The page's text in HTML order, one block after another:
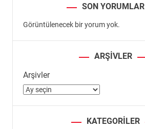
SON YORUMLAR
Görüntülenecek bir yorum yok.
ARŞIVLER
Arşivler
KATEGORILER